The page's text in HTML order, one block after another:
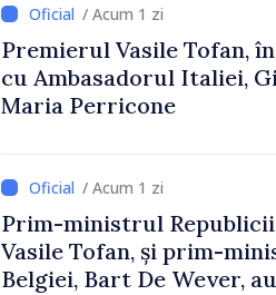
/ Acum 1 zi
Premierul Vasile Tofan,
cu Ambasadorul Italiei,
Maria Perricone
/ Acum 1 zi
Prim-ministrul Republicii
Vasile Tofan, și prim-
Belgiei, Bart De Wever,